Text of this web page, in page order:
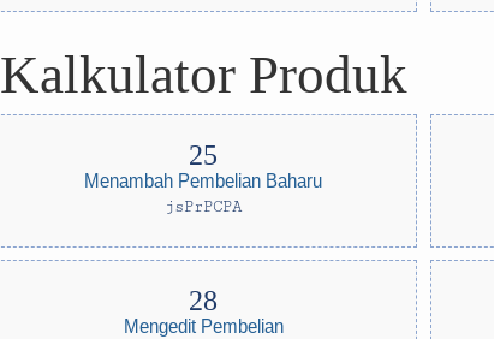
Kalkulator Produk
Menambah Pembelian Baharu
jsPrPCPA
Mengedit Pembelian